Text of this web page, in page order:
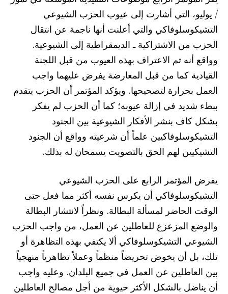
/ يوليو، التي أشارت إلى عيوب الحزب الشيوعي
التشيكوسلوفاكي والتي أعلنت أنها ناجمة عن انتقال
الحزب من الاشتراكية ـ الديمقراطية إلى الشيوعية.
وواقع أنه تم الاعتراف بهذه العيوب من قبل اللجنة
القيادية كما من قبل المعارضة يفرض عليهما واجب
العمل بحرارة لتصحيحها. ويؤكد المؤتمر أن الحزب يتقدم
ببطء شديد في إزالة عيوبه؛ كما أن الحزب لم يفكر
بشكل كاف بنشر الأفكار الشيوعية بين الجنود
التشيكوسلوفاكيين علماً أن شرعيته وواقع أن الجنود
التشيكيين لهم الحق بالتصويت يسمحان له بذلك.
يفرض المؤتمر الرابع على الحزب الشيوعي
التشيكوسلوفاكي أن يكرس نفسه أكثر مما فعل حتى
الوقت الحاضر لمسألة البطالة. ونظراً لانتشار البطالة
والوضع المزعزع للعاطلين عن العمل، من واجب الحزب
الشيوعي التشيكوسلوفاكي ألا يكتفي بهذه التظاهرة أو
تلك، بل أن يخوض تحريضاً منظماً وعملاً تظاهرياً منهجياً
بين العاطلين عن العمل في جميع البلدان. وعليه واجب
أن يناضل بالشكل الأكثر حيوية من أجل مصالح العاطلين